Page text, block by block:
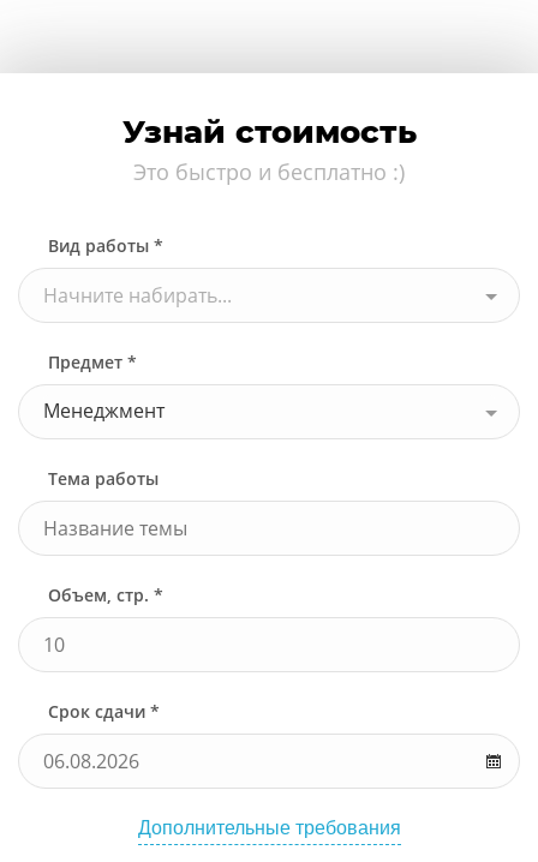
Узнай стоимость
Это быстро и бесплатно :)
Вид работы *
Начните набирать...
Предмет *
Менеджмент
Тема работы
Объем, стр. *
Срок сдачи *
Дополнительные требования